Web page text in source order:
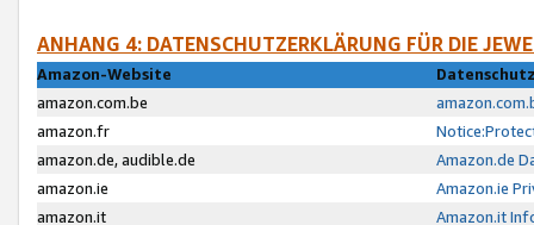
ANHANG 4: DATENSCHUTZERKLÄRUNG FÜR DIE
Amazon-Website
amazon.com.be
amazon.fr
amazon.de, audible.de
Amazon.de
amazon.ie
Amazon.ie
amazon.it
Amazon.it